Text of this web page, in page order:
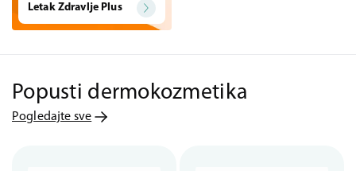
Letak Zdravlje Plus
Popusti dermokozmetika
Pogledajte sve